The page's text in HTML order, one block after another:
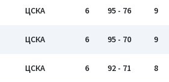
ЦСКА 6 95 - 76 9
ЦСКА 6 95 - 70 9
ЦСКА 6 92 - 71 8